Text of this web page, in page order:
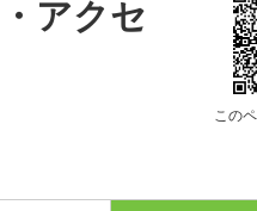
アクセ
この